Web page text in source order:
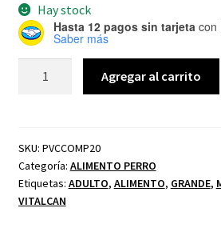
Hay stock
Hasta 12 pagos sin tarjeta con
Saber más
Agregar al carrito
SKU: PVCCOMP20
Categoría: ALIMENTO PERRO
Etiquetas: ADULTO, ALIMENTO, GRANDE,
VITALCAN